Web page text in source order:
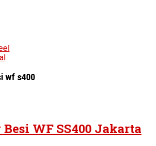
wf s400
WF SS400 Jakarta